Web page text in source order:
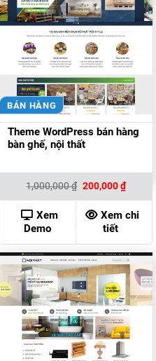
BÁN HÀNG
Theme WordPress bán hàng
bàn ghế, nội thất
1,000,000₫ Giá
là:
1,000,000 ₫.
200,000₫Giá
hiện
tại
là:
Xem
Demo
Xem chi
tiết